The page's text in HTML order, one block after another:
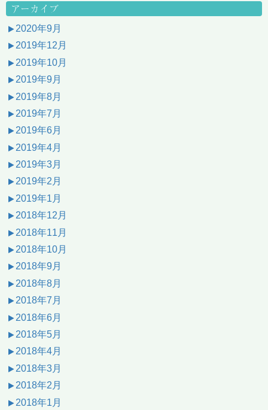
アーカイブ
2020年9月
2019年12月
2019年10月
2019年9月
2019年8月
2019年7月
2019年6月
2019年4月
2019年3月
2019年2月
2019年1月
2018年12月
2018年11月
2018年10月
2018年9月
2018年8月
2018年7月
2018年6月
2018年5月
2018年4月
2018年3月
2018年2月
2018年1月